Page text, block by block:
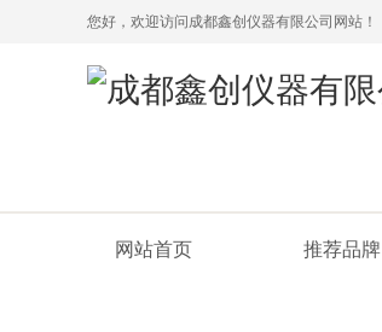
您好，欢迎访问成都鑫创仪器有限公司网站！
网站首页 推荐品牌